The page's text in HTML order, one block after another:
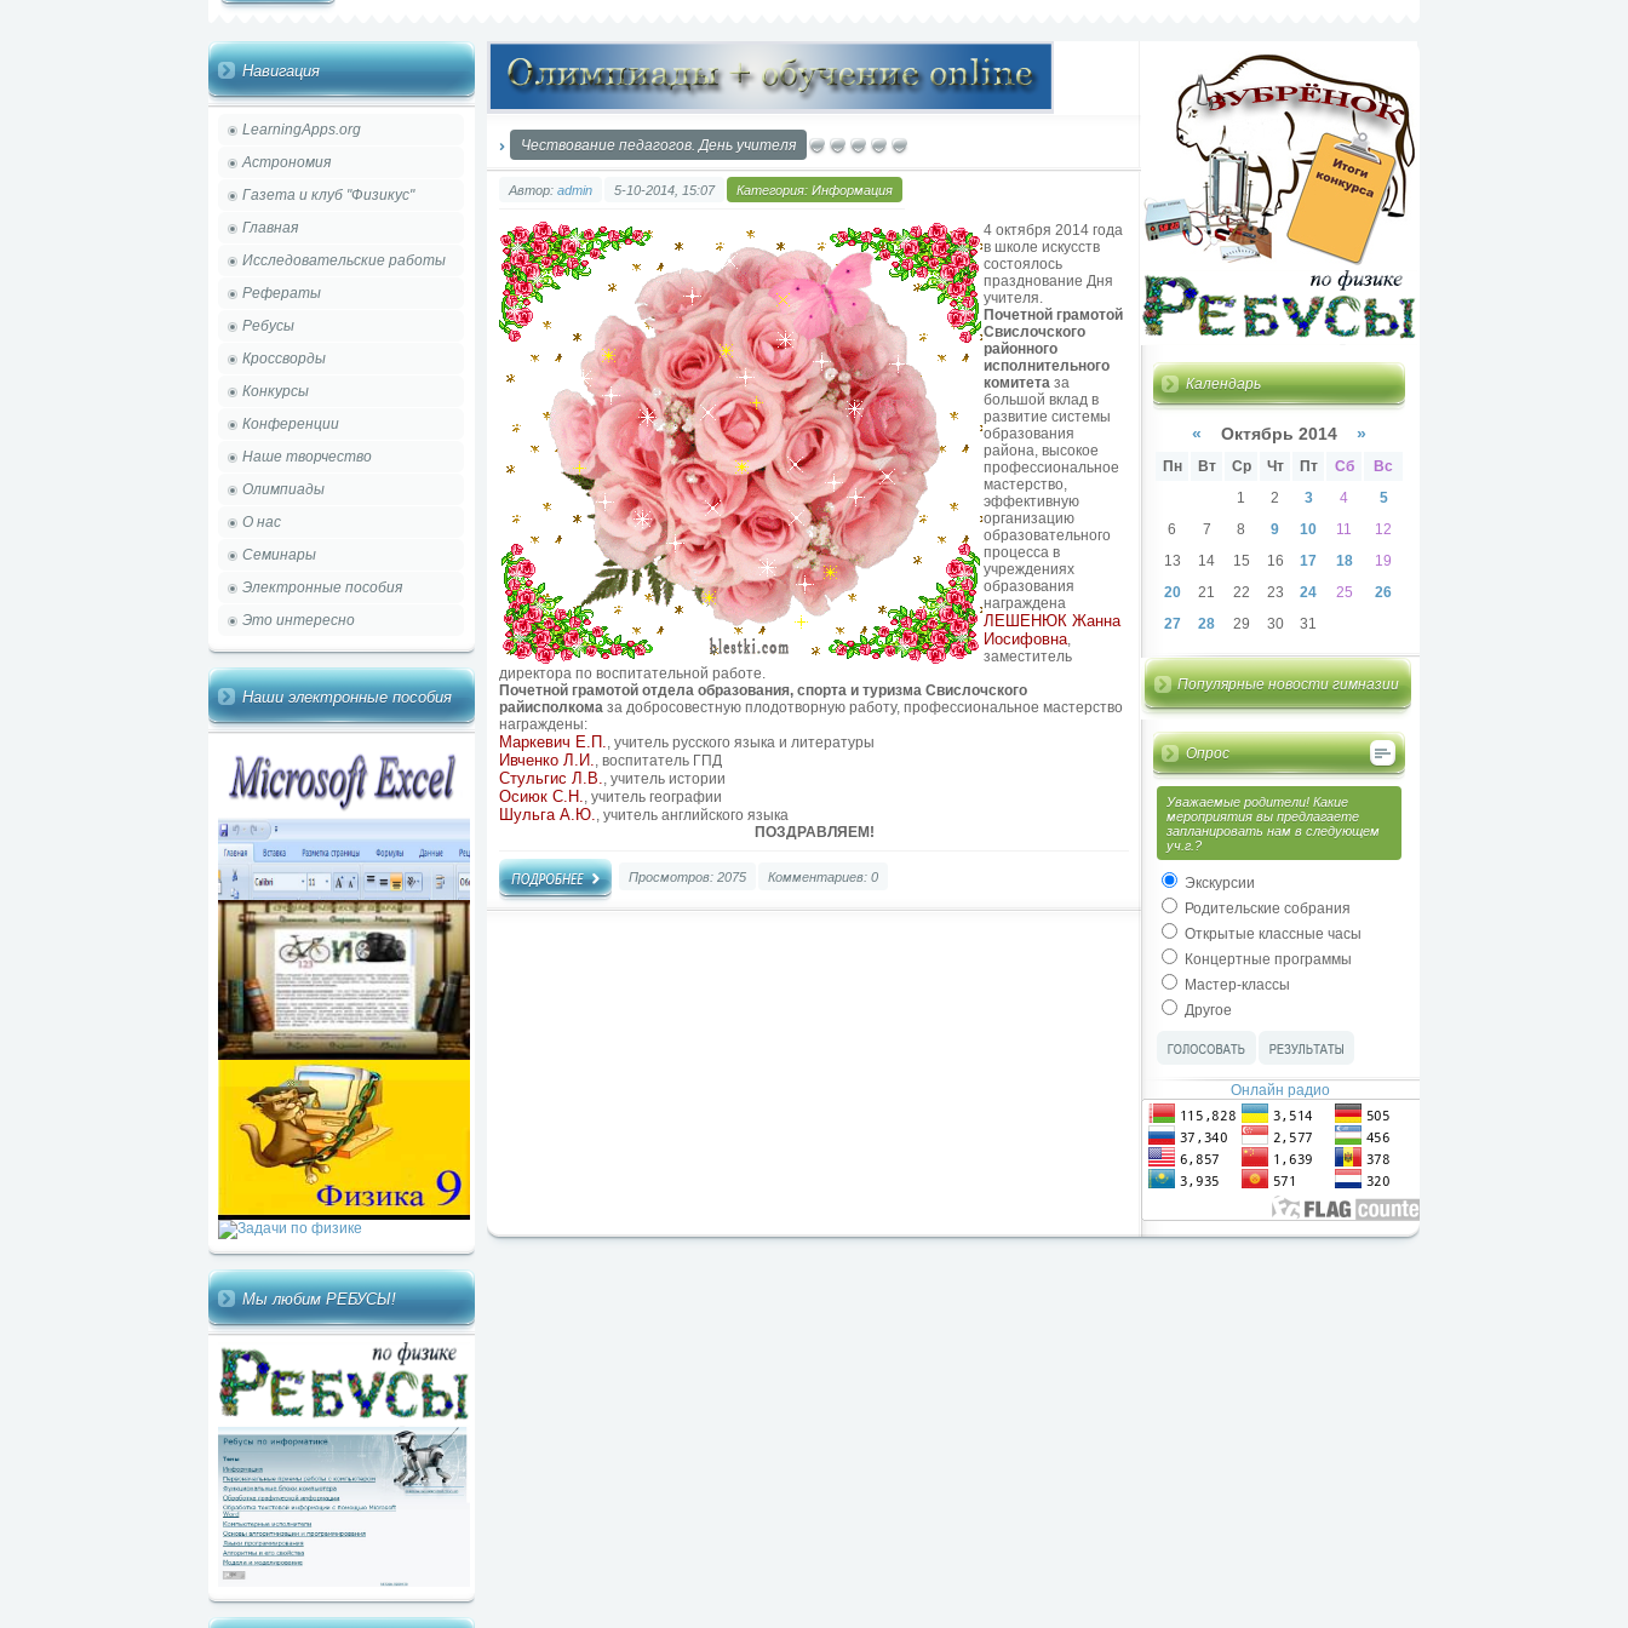
Навигация
LearningApps.org
Астрономия
Газета и клуб "Физикус"
Главная
Исследовательские работы
Рефераты
Ребусы
Кроссворды
Конкурсы
Конференции
Наше творчество
Олимпиады
О нас
Семинары
Электронные пособия
Это интересно
Наши электронные пособия
Мы любим РЕБУСЫ!
Чествование педагогов. День учителя
Автор: admin 5-10-2014, 15:07 Категория: Информация
4 октября 2014 года
в школе искусств
состоялось
празднование Дня
учителя.
Почетной грамотой
Свислочского
районного
исполнительного
комитета за
большой вклад в
развитие системы
образования
района, высокое
профессиональное
мастерство,
эффективную
организацию
образовательного
процесса в
учреждениях
образования
награждена
ЛЕШЕНЮК Жанна
Иосифовна,
заместитель
директора по воспитательной работе.
Почетной грамотой отдела образования, спорта и туризма Свислочского
райисполкома за добросовестную плодотворную работу, профессиональное мастерство
награждены:
Маркевич Е.П., учитель русского языка и литературы
Ивченко Л.И., воспитатель ГПД
Стульгис Л.В., учитель истории
Осиюк С.Н., учитель географии
Шульга А.Ю., учитель английского языка
ПОЗДРАВЛЯЕМ!
Просмотров: 2075 Комментариев: 0
Календарь
« Октябрь 2014 »
Пн Вт Ср Чт Пт Сб
Вс
1
2 3 4
5
6
7 8 9 10 11
12
13
14 15 16 17 18
19
20
21 22 23 24 25
26
27
28 29 30 31
Популярные новости гимназии
Опрос
Уважаемые родители! Какие
мероприятия вы предлагаете
запланировать нам в следующем
уч.г.?
Экскурсии
Родительские собрания
Открытые классные часы
Концертные программы
Мастер-классы
Другое
Онлайн радио